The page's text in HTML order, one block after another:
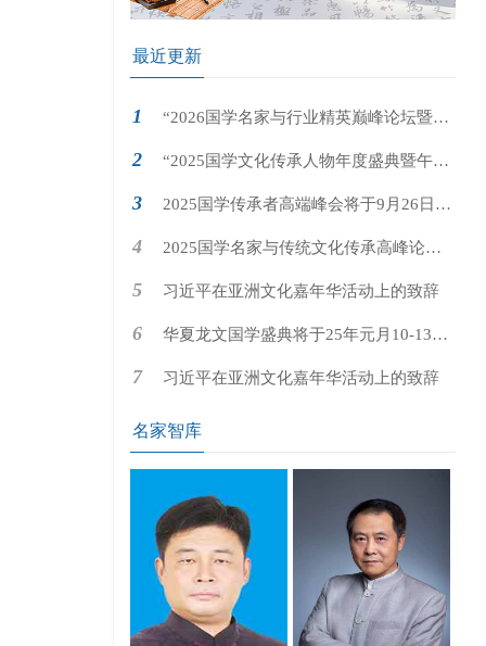
最近更新
“2026国学名家与行业精英巅峰论坛暨大
国学・大先生对话盛典 ”即将在北京国家会议
“2025国学文化传承人物年度盛典暨午马
年国学春晚”即将在北京国家会议中心隆重举
2025国学传承者高端峰会将于9月26日在
国家会议中心隆重举行
2025国学名家与传统文化传承高峰论坛
将于4月19日在国家会议中心隆重举行
习近平在亚洲文化嘉年华活动上的致辞
华夏龙文国学盛典将于25年元月10-13日
在京举行习近平在亚洲文化嘉年华活动上的致辞
名家智库